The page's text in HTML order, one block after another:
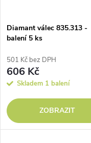
Diamant válec 835.313 -
balení 5 ks
501 Kč bez DPH
606 Kč
Skladem 1 balení
ZOBRAZIT